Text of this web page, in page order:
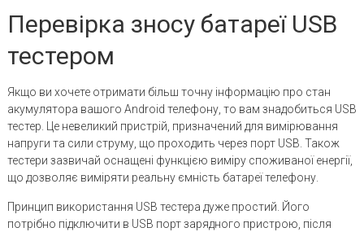
Перевірка зносу батареї USB
тестером
Якщо ви хочете отримати більш точну інформацію про стан
акумулятора вашого Android телефону, то вам знадобиться USB
тестер. Це невеликий пристрій, призначений для вимірювання
напруги та сили струму, що проходить через порт USB. Також
тестери зазвичай оснащені функцією виміру споживаної енергії,
що дозволяє виміряти реальну ємність батареї телефону.
Принцип використання USB тестера дуже простий. Його
потрібно підключити в USB порт зарядного пристрою, після